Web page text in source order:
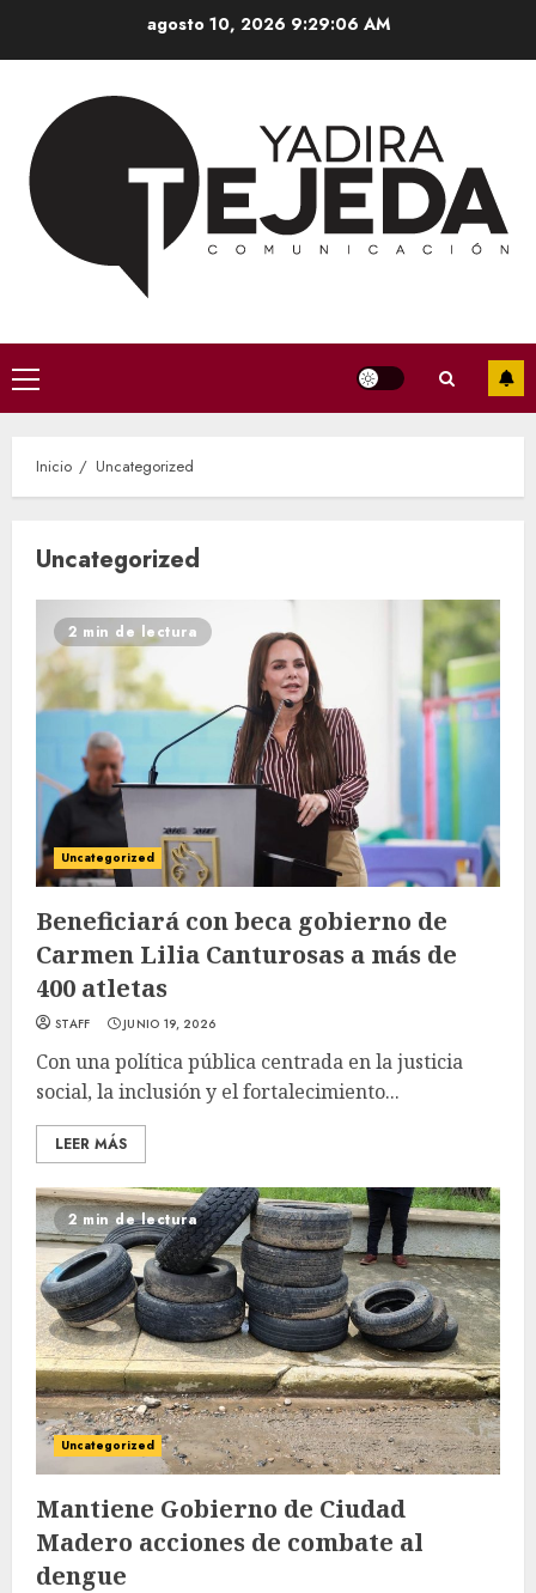
agosto 10, 2026 9:29:07 AM
Menú
principal
Inicio Uncategorized
Uncategorized
2 min de lectura
Uncategorized
Beneficiará con beca gobierno de
Carmen Lilia Canturosas a más de
400 atletas
STAFF JUNIO 19, 2026
Con una política pública centrada en la justicia
social, la inclusión y el fortalecimiento...
LEER MÁS
2 min de lectura
Uncategorized
Mantiene Gobierno de Ciudad
Madero acciones de combate al
dengue